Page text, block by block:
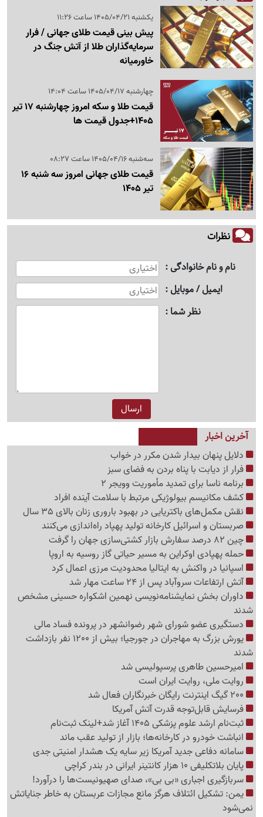
یکشنبه 1405/04/21 ساعت 11:26
پیش بینی قیمت طلای جهانی / فرار
سرمایه‌گذاران طلا از آتش جنگ در
خاورمیانه
چهارشنبه 1405/04/17 ساعت 14:04
قیمت طلا و سکه امروز چهارشنبه 17 تیر
1405+جدول قیمت ها
سه‌شنبه 1405/04/16 ساعت 08:27
قیمت طلای جهانی امروز سه‌ شنبه 16
تیر 1405
نظرات
نام و نام خانوادگی
ایمیل / موبایل
نظر شما
آخرین اخبار
دلایل پنهان بیدار شدن مکرر در خواب
فرار از دیابت با پناه بردن به فضای سبز
برنامه ناسا برای تمدید مأموریت وویجر 2
کشف مکانیسم بیولوژیکی مرتبط با سلامت آینده افراد
نقش مکمل‌های باکتریایی در بهبود باروری زنان بالای 35 سال
صربستان و اسرائیل کارخانه تولید پهپاد راه‌اندازی می‌کنند
چین 82 درصد سفارش بازار کشتی‌سازی جهان را گرفت
حمله پهپادی اوکراین به مسیر حیاتی گاز روسیه به اروپا
اسپانیا در واکنش به ایتالیا محدودیت مرزی اعمال کرد
آتش ارتفاعات سروآباد پس از 24 ساعت مهار شد
داوران بخش نمایشنامه‌نویسی نهمین اشکواره حسینی مشخص
شدند
دستگیری عضو شورای شهر رضوانشهر در پرونده فساد مالی
یورش بزرگ به مهاجران در جورجیا؛ بیش از 1200 نفر بازداشت
شدند
امیرحسین طاهری پرسپولیسی شد
روایت ملی، روایت ایران است
فرسایش قابل‌توجه قدرت آتش آمریکا
ثبت‌نام ارشد علوم پزشکی 1405 آغاز شد+لینک ثبت‌نام
انباشت خودرو در کارخانه‌ها؛ بازار از تولید عقب ماند
سامانه دفاعی جدید آمریکا زیر سایه یک هشدار امنیتی جدی
پایان بلاتکلیفی 10 هزار کانتینر ایرانی در بندر کراچی
سربازگیری اجباری «بی بی»، صدای صهیونیست‌ها را درآورد!
یمن: تشکیل ائتلاف هرگز مانع مجازات عربستان به خاطر جنایاتش
نمی‌شود